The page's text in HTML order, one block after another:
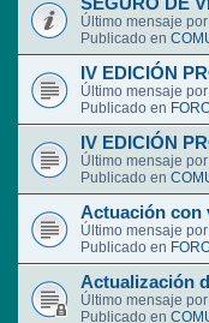
SEGURO DE
Último mensaje por
Publicado en
IV EDICIÓN
Último mensaje por
Publicado en
IV EDICIÓN
Último mensaje por
Publicado en
Actuación con
Último mensaje por
Publicado en
Actualización
Último mensaje por
Publicado en